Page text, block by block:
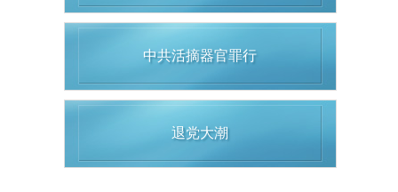
中共活摘器官罪行
退党大潮